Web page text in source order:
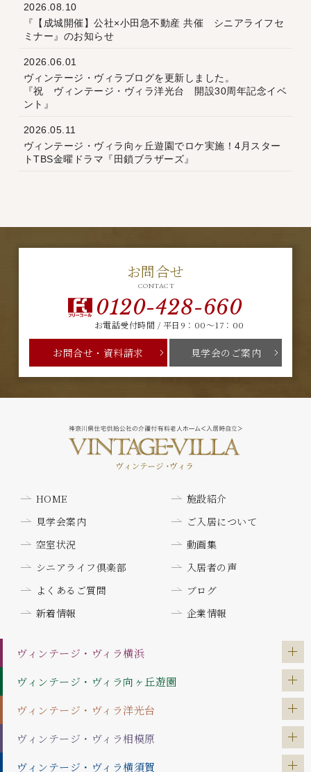
2026.08.10
『【成城開催】公社×小田急不動産 共催 シニアライフセ
ミナー』のお知らせ
2026.06.01
ヴィンテージ・ヴィラブログを更新しました。
『祝 ヴィンテージ・ヴィラ洋光台 開設30周年記念イベ
ント』
2026.05.11
ヴィンテージ・ヴィラ向ヶ丘遊園でロケ実施！4月スター
トTBS金曜ドラマ『田鎖ブラザーズ』
お問合せ
CONTACT
0120-428-660
お電話受付時間 / 平日9：00～17：00
お問合せ・資料請求 見学会のご案内
HOME
施設紹介
見学会案内
ご入居について
空室状況
動画集
シニアライフ倶楽部
入居者の声
よくあるご質問
ブログ
新着情報
企業情報
ヴィンテージ・ヴィラ横浜
ヴィンテージ・ヴィラ向ヶ丘遊園
ヴィンテージ・ヴィラ洋光台
ヴィンテージ・ヴィラ相模原
ヴィンテージ・ヴィラ横須賀